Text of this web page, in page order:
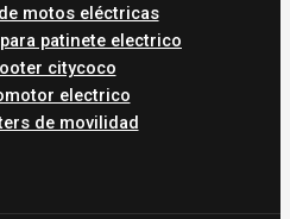
motos eléctricas
patinete electrico
citycoco
electrico
de movilidad